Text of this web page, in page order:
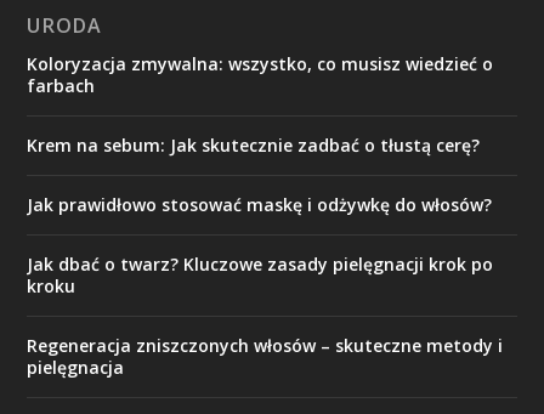
URODA
Koloryzacja zmywalna: wszystko, co musisz wiedzieć o
farbach
Krem na sebum: Jak skutecznie zadbać o tłustą cerę?
Jak prawidłowo stosować maskę i odżywkę do włosów?
Jak dbać o twarz? Kluczowe zasady pielęgnacji krok po
kroku
Regeneracja zniszczonych włosów – skuteczne metody i
pielęgnacja